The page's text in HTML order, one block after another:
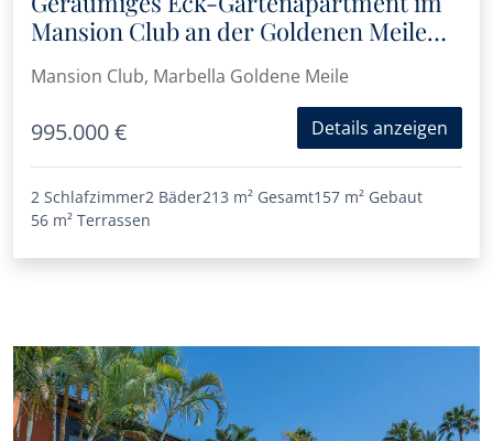
Mansion Club an der Goldenen Meile
von Marbella
Mansion Club, Marbella Goldene Meile
995.000 € Details anzeigen
2 Schlafzimmer2 Bäder213 m² Gesamt157 m² Gebaut
56 m² Terrassen